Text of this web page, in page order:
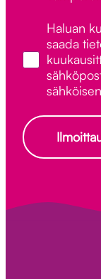
Uutiskirjeen
tilaus
Haluan
saada